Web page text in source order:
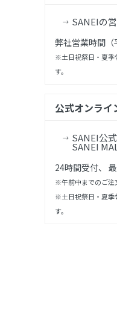
SANEIの
弊社営業時間（
※土日祝祭日・夏季
す。
公式オンライ
SANEI公
SANEI
24時間受付、
※午前中までのご注
※土日祝祭日・夏季
す。